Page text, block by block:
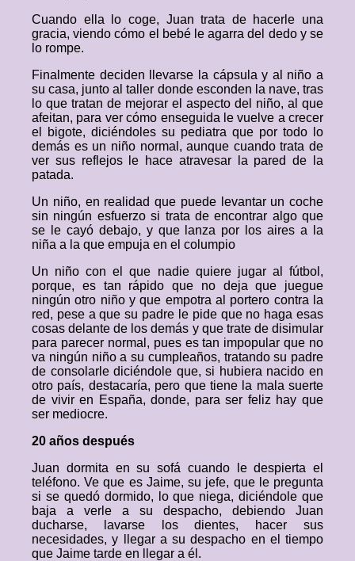
Cuando ella lo coge, Juan trata de hacerle una
gracia, viendo cómo el bebé le agarra del dedo y se
lo rompe.
Finalmente deciden llevarse la cápsula y al niño a
su casa, junto al taller donde esconden la nave, tras
lo que tratan de mejorar el aspecto del niño, al que
afeitan, para ver cómo enseguida le vuelve a crecer
el bigote, diciéndoles su pediatra que por todo lo
demás es un niño normal, aunque cuando trata de
ver sus reflejos le hace atravesar la pared de la
patada.
Un niño, en realidad que puede levantar un coche
sin ningún esfuerzo si trata de encontrar algo que
se le cayó debajo, y que lanza por los aires a la
niña a la que empuja en el columpio
Un niño con el que nadie quiere jugar al fútbol,
porque, es tan rápido que no deja que juegue
ningún otro niño y que empotra al portero contra la
red, pese a que su padre le pide que no haga esas
cosas delante de los demás y que trate de disimular
para parecer normal, pues es tan impopular que no
va ningún niño a su cumpleaños, tratando su padre
de consolarle diciéndole que, si hubiera nacido en
otro país, destacaría, pero que tiene la mala suerte
de vivir en España, donde, para ser feliz hay que
ser mediocre.
20 años después
Juan dormita en su sofá cuando le despierta el
teléfono. Ve que es Jaime, su jefe, que le pregunta
si se quedó dormido, lo que niega, diciéndole que
baja a verle a su despacho, debiendo Juan
ducharse, lavarse los dientes, hacer sus
necesidades, y llegar a su despacho en el tiempo
que Jaime tarde en llegar a él.